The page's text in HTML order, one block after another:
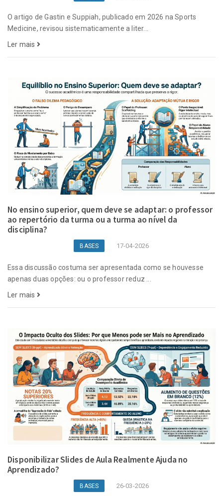
O artigo de Gastin e Suppiah, publicado em 2026 na Sports
Medicine, revisou sistematicamente a liter...
Ler mais
No ensino superior, quem deve se adaptar: o professor
ao repertório da turma ou a turma ao nível da
disciplina?
BASES 17-04-2026
Essa discussão costuma ser apresentada como se houvesse
apenas duas opções: ou o professor reduz ...
Ler mais
Disponibilizar Slides de Aula Realmente Ajuda no
Aprendizado?
BASES 26-03-2026